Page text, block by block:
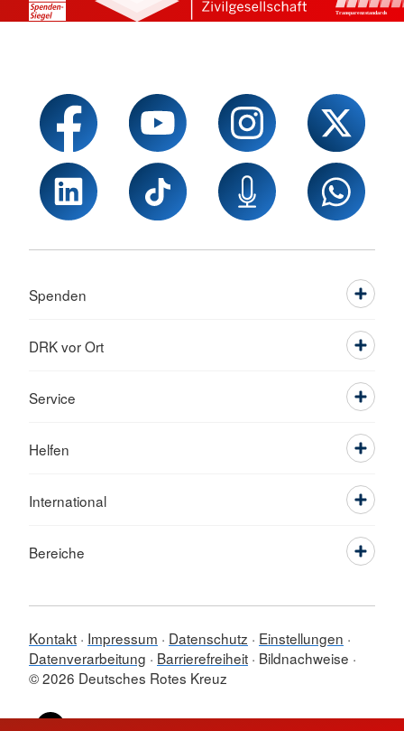
Spenden
DRK vor Ort
Service
Helfen
International
Bereiche
Kontakt Impressum Datenschutz
Einstellungen
Datenverarbeitung
Barrierefreiheit Bildnachweise
© 2026 Deutsches Rotes Kreuz
Sprache wechseln zu